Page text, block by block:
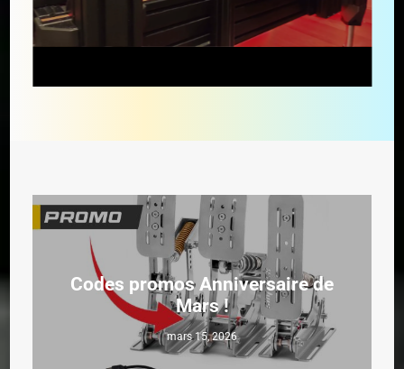
Codes promos Anniversaire de
Mars !
mars 15, 2026